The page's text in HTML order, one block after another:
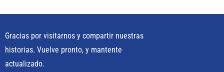
Gracias por visitarnos y compartir nuestras
historias. Vuelve pronto, y mantente
actualizado.